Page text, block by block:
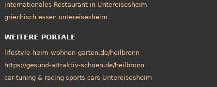
internationales Restaurant in Untereisesheim
griechisch essen untereisesheim
WEITERE PORTALE
lifestyle-heim-wohnen-garten.de/heilbronn
https://gesund-attraktiv-schoen.de/heilbronn
car-tuning & racing sports cars Untereisesheim